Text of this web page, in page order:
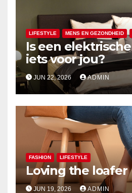
LIFESTYLE MENS EN GEZONDHEID
Is een
iets voor jou?
JUN 22, 2026 ADMIN
FASHION LIFESTYLE
Loving the loafer
JUN 19, 2026 ADMIN